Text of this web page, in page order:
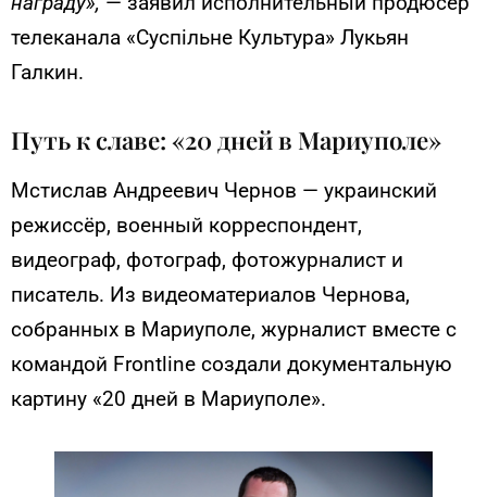
телеканала «Суспільне Культура» Лукьян
Галкин.
Путь к славе: «20 дней в Мариуполе»
Мстислав Андреевич Чернов — украинский
режиссёр, военный корреспондент,
видеограф, фотограф, фотожурналист и
писатель. Из видеоматериалов Чернова,
собранных в Мариуполе, журналист вместе с
командой Frontline создали документальную
картину «20 дней в Мариуполе».